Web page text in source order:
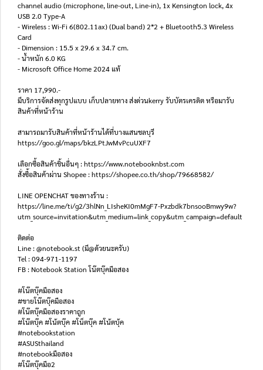
channel audio (microphone, line-out, Line-in), 1x Kensington lock, 4x
USB 2.0 Type-A
- Wireless : Wi-Fi 6(802.11ax) (Dual band) 2*2 + Bluetooth5.3 Wireless
Card
- Dimension : 15.5 x 29.6 x 34.7 cm.
- น้ำหนัก 6.0 KG
- Microsoft Office Home 2024 แท้
ราคา 17,990.-
มีบริการจัดส่งทุกรูปแบบ เก็บปลายทาง ส่งด่วนkerry รับบัตรเครดิต หรือมารับ
สินค้าที่หน้าร้าน
สามารถมารับสินค้าที่หน้าร้านได้ที่บางแสนชลบุรี
https://goo.gl/maps/bkzLPtJwMvPcuUXF7
เลือกซื้อสินค้าชิ้นอื่นๆ : https://www.notebooknbst.com
สั่งซื้อสินค้าผ่าน Shopee : https://shopee.co.th/shop/79668582/
LINE OPENCHAT ของทางร้าน :
https://line.me/ti/g2/3hlNn_LIsheKI0mMgF7-Pxzbdk7bnsooBmwy9w?
utm_source=invitation&utm_medium=link_copy&utm_campaign=default
ติดต่อ
Line : @notebook.st (มี@ด้วยนะครับ)
Tel : 094-971-1197
FB : Notebook Station โน๊ตบุ๊คมือสอง
#โน๊ตบุ๊คมือสอง
#ขายโน๊ตบุ๊คมือสอง
#โน๊ตบุ๊คมือสองราคาถูก
#โน๊ตบุ๊ค #โน้ตบุ๊ค #โน็ตบุ๊ค #โน้ตบุ้ค
#notebookstation
#ASUSthailand
#notebookมือสอง
#โน๊ตบุ๊คมือ2